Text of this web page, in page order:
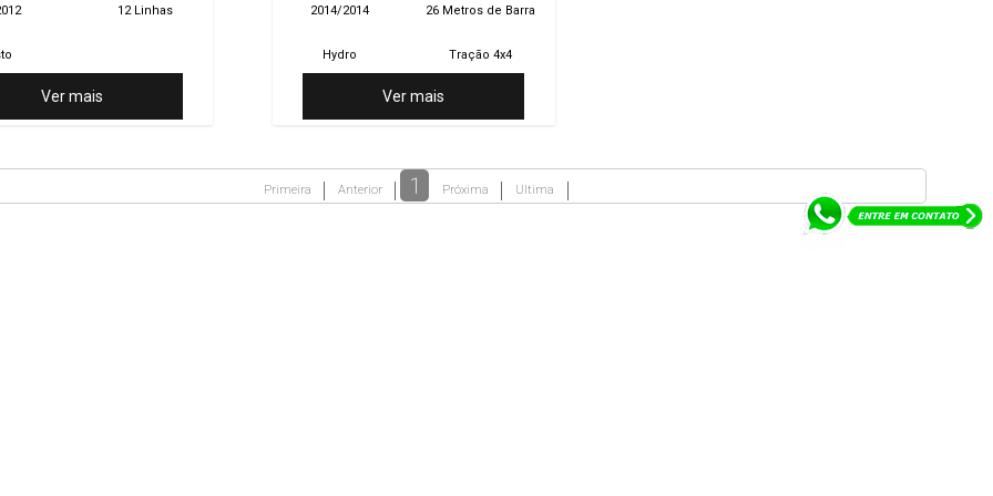
12 Linhas
Ver mais
2014/2014 26 Metros de Barra
Hydro Tração 4x4
Ver mais
Primeira Anterior 1 Próxima Ultima